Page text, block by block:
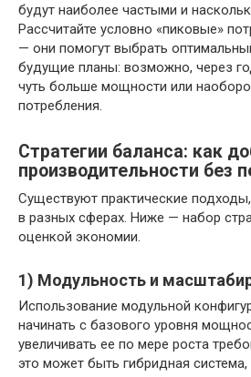
будут наиболее частыми и
Рассчитайте условно «пиковые»
— они помогут выбрать
будущие планы: возможно, через
чуть больше мощности или
потребления.
Стратегии баланса: как
производительности без
Существуют практические
в разных сферах. Ниже — набор
оценкой экономии.
1) Модульность и
Использование модульной
начинать с базового уровня
увеличивать ее по мере роста
это может быть гибридная